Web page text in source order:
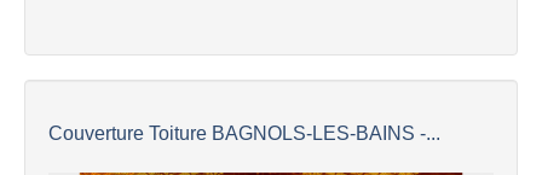
Couverture Toiture BAGNOLS-LES-BAINS -...